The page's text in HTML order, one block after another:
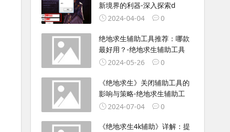
新境界的利器-深入探索d
2024-04-04
0
绝地求生辅助工具推荐：哪款
最好用？-绝地求生辅助工具
2024-05-26
0
《绝地求生》关闭辅助工具的
影响与策略-绝地求生辅助工
2024-07-04
0
《绝地求生4k辅助》详解：提